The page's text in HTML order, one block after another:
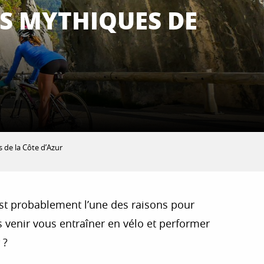
MYTHIQUES DE
la Côte d’Azur
probablement l’une des raisons pour
venir vous entraîner en vélo et performer